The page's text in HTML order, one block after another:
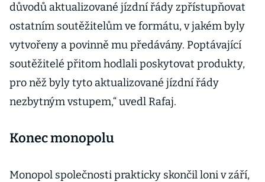
důvodů aktualizované jízdní řády zpřístupňovat
ostatním soutěžitelům ve formátu, v jakém byly
vytvořeny a povinně mu předávány. Poptávající
soutěžitelé přitom hodlali poskytovat produkty,
pro něž byly tyto aktualizované jízdní řády
nezbytným vstupem,“ uvedl Rafaj.
Konec monopolu
Monopol společnosti prakticky skončil loni v září,